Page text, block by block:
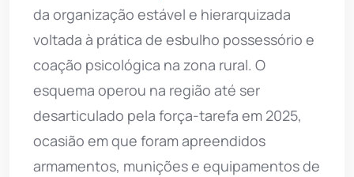
da organização estável e hierarquizada
voltada à prática de esbulho possessório e
coação psicológica na zona rural. O
esquema operou na região até ser
desarticulado pela força-tarefa em 2025,
ocasião em que foram apreendidos
armamentos, munições e equipamentos de